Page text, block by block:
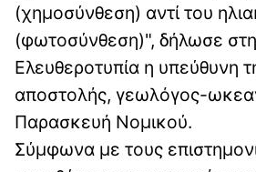
(χημοσύνθεση) αντί του
(φωτοσύνθεση)", δήλωσε
Ελευθεροτυπία η υπεύθυνη
αποστολής, γεωλόγος-
Παρασκευή Νομικού.
Σύμφωνα με τους